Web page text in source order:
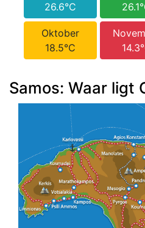
26.6°C
Oktober
18.5°C
Samos: Waar ligt